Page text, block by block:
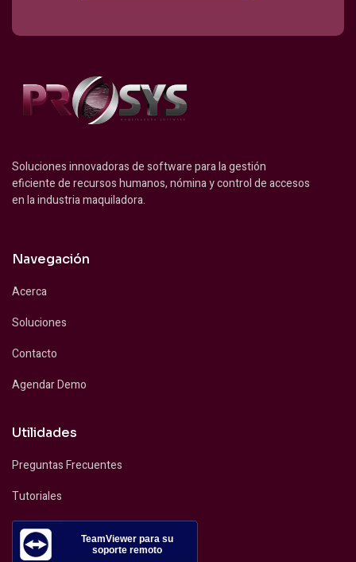
Soluciones innovadoras de software para la gestión
eficiente de recursos humanos, nómina y control de accesos
en la industria maquiladora.
Navegación
Acerca
Soluciones
Contacto
Agendar Demo
Utilidades
Preguntas Frecuentes
Tutoriales
TeamViewer para su
soporte remoto